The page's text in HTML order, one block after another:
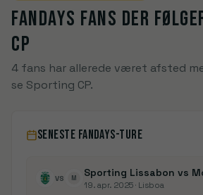
FANDAYS FANS DER
CP
4 fans har allerede været afsted
se Sporting CP.
SENESTE FANDAYS-TURE
VS M Sporting Lissabon vs
19. apr. 2025 · Lisboa